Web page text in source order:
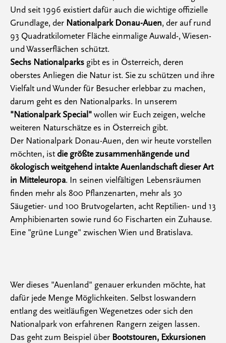
Und seit 1996 existiert dafür auch die wichtige offizielle
Grundlage, der Nationalpark Donau-Auen, der auf rund
93 Quadratkilometer Fläche einmalige Auwald-, Wiesen-
und Wasserflächen schützt.
Sechs Nationalparks gibt es in Österreich, deren
oberstes Anliegen die Natur ist. Sie zu schützen und ihre
Vielfalt und Wunder für Besucher erlebbar zu machen,
darum geht es den Nationalparks. In unserem
"Nationalpark Special"wollen wir Euch zeigen, welche
weiteren Naturschätze es in Österreich gibt.
Der Nationalpark Donau-Auen, den wir heute vorstellen
möchten, istdie größte zusammenhängende und
ökologisch weitgehend intakte Auenlandschaft dieser Art
in Mitteleuropa. In seinen vielfältigen Lebensräumen
finden mehr als 800 Pflanzenarten, mehr als 30
Säugetier- und 100 Brutvogelarten, acht Reptilien- und 13
Amphibienarten sowie rund 60 Fischarten ein Zuhause.
Eine "grüne Lunge" zwischen Wien und Bratislava.
Wer dieses "Auenland" genauer erkunden möchte, hat
dafür jede Menge Möglichkeiten. Selbst loswandern
entlang des weitläufigen Wegenetzes oder sich den
Nationalpark von erfahrenen Rangern zeigen lassen.
Das geht zum Beispiel über Bootstouren, Exkursionen